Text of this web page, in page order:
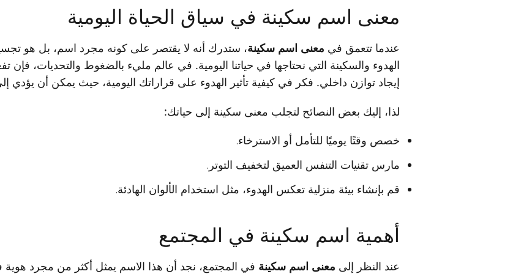
معنى اسم سكينة في سياق الحياة اليومية
عندما تتعمق في معنى اسم سكينة، ستدرك أنه لا يقتصر على كونه مجرد اسم، بل هو
الهدوء والسكينة التي نحتاجها في حياتنا اليومية. في عالم مليء بالضغوط والتحديات،
إيجاد توازن داخلي. فكر في كيفية تأثير الهدوء على قراراتك اليومية، حيث يمكن أن يؤدي
لذا، إليك بعض النصائح لتجلب معنى سكينة إلى حياتك:
خصص وقتًا يوميًا للتأمل أو الاسترخاء.
مارس تقنيات التنفس العميق لتخفيف التوتر.
قم بإنشاء بيئة منزلية تعكس الهدوء، مثل استخدام الألوان الهادئة.
أهمية اسم سكينة في المجتمع
عند النظر إلى معنى اسم سكينة في المجتمع، نجد أن هذا الاسم يمثل أكثر من مجرد